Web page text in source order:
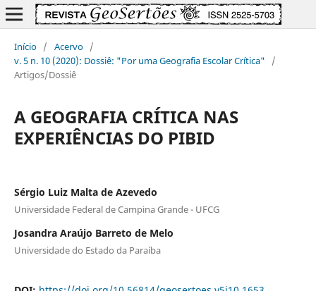
Início / Acervo /
v. 5 n. 10 (2020): Dossiê: "Por uma Geografia Escolar Crítica"
/
Artigos/Dossiê
A GEOGRAFIA CRÍTICA NAS
EXPERIÊNCIAS DO PIBID
Sérgio Luiz Malta de Azevedo
Universidade Federal de Campina Grande - UFCG
Josandra Araújo Barreto de Melo
Universidade do Estado da Paraíba